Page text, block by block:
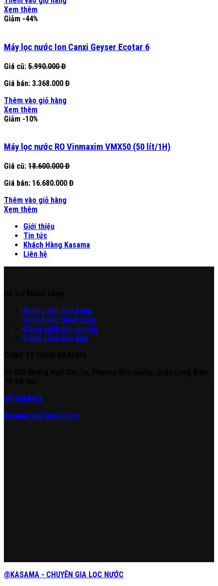
Xem thêm
Giảm -44%
Máy lọc nước Ion Canxi Geyser Ecotar 6
Giá cũ: 5.990.000 Đ
Giá bán: 3.368.000 Đ
Thêm vào giỏ hàng
Xem thêm
Giảm -10%
Máy lọc nước RO Vinmaxim VMX50 (50 lít/1H)
Giá cũ: 18.600.000 Đ
Giá bán: 16.680.000 Đ
Thêm vào giỏ hàng
Xem thêm
Giới thiệu
Tin tức
Khách Hàng Kasama
Liên hệ
Hướng dẫn mua hàng
Hướng dẫn thanh toán
Chính sách vận chuyển
Chính sách bảo mật
0913268423
kasama.vn@gmail.com
@KASAMA - CHUYÊN GIA LỌC NƯỚC